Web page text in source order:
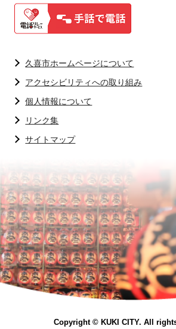
久喜市ホームページについて
アクセシビリティへの取り組み
個人情報について
リンク集
サイトマップ
Copyright © KUKI CITY. All